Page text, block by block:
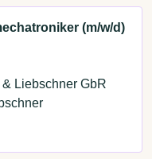
(m/w/d)
Liebschner GbR